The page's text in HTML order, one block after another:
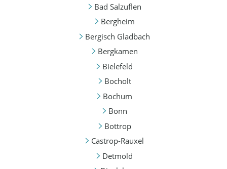
Bad Salzuflen
Bergheim
Bergisch Gladbach
Bergkamen
Bielefeld
Bocholt
Bochum
Bonn
Bottrop
Castrop-Rauxel
Detmold